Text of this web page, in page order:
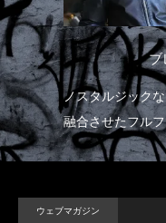
ブ
ノスタルジック
融合させたフル
ウェブマガジン